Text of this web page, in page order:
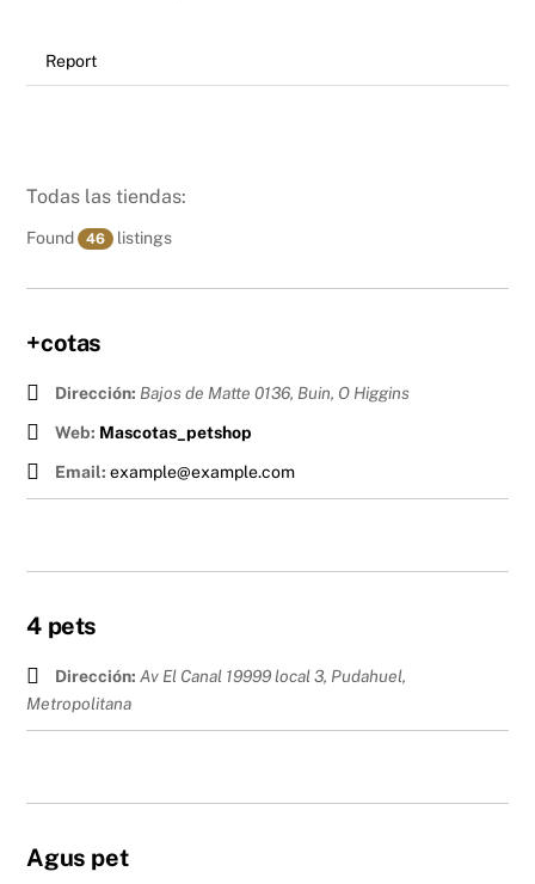
Report
Todas las tiendas:
Found 46 listings
+cotas
Dirección: Bajos de Matte 0136, Buin, O Higgins
Web: Mascotas_petshop
Email: example@example.com
4 pets
Dirección: Av El Canal 19999 local 3, Pudahuel,
Metropolitana
Agus pet